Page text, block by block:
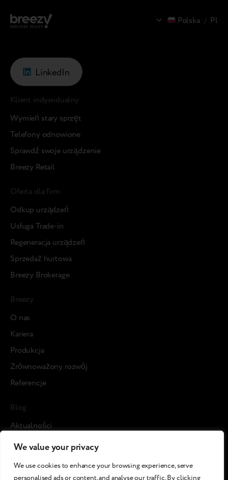
We value your privacy
We use cookies to enhance your browsing experience, serve
personalised ads or content, and analyse our traffic. By clicking
Polska / Pl
LinkedIn
Klient indywidualny
Wymień stary sprzęt
Telefony odnowione
Sprawdź swoje urządzenie
Breezy Retail
Oferta dla firm
Odkup urządzeń
Usługa Trade-in
Regeneracja urządzeń
Sprzedaż hurtowa
Breezy Brokerage
Breezy
О nas
Kariera
Produkcja
Zrównoważony rozwój
Referencje
Blog
Aktualności
Studia przypadku
Artykuły